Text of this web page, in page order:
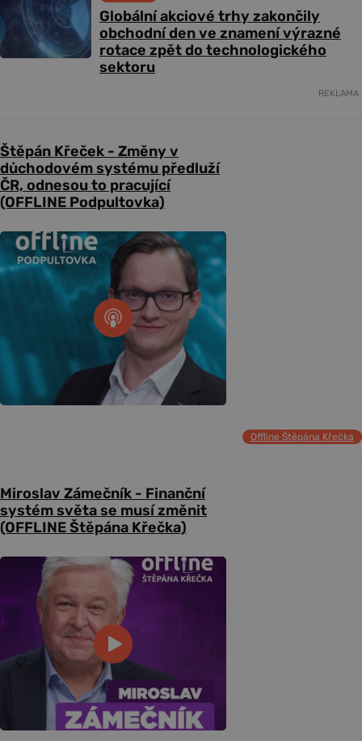
Globální akciové trhy zakončily
obchodní den ve znamení výrazné
rotace zpět do technologického
sektoru
REKLAMA
Štěpán Křeček - Změny v
důchodovém systému předluží
ČR, odnesou to pracující
(OFFLINE Podpultovka)
Offline Štěpána Křečka
Miroslav Zámečník - Finanční
systém světa se musí změnit
(OFFLINE Štěpána Křečka)